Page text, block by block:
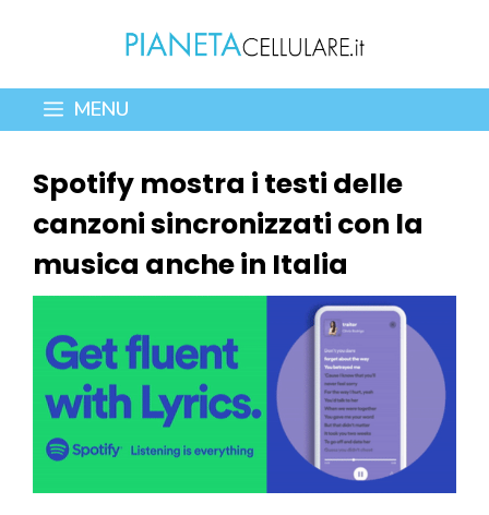
contenuto
MENU
Spotify mostra i testi delle
canzoni sincronizzati con la
musica anche in Italia